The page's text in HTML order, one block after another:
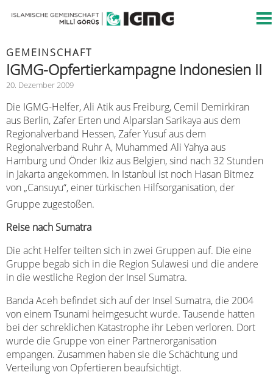
GEMEINSCHAFT
IGMG-Opfertierkampagne Indonesien II
20. Dezember 2009
Die IGMG-Helfer, Ali Atik aus Freiburg, Cemil Demirkiran
aus Berlin, Zafer Erten und Alparslan Sarikaya aus dem
Regionalverband Hessen, Zafer Yusuf aus dem
Regionalverband Ruhr A, Muhammed Ali Yahya aus
Hamburg und Önder Ikiz aus Belgien, sind nach 32 Stunden
in Jakarta angekommen. In Istanbul ist noch Hasan Bitmez
von „Cansuyu“, einer türkischen Hilfsorganisation, der
Gruppe zugestoßen.
Reise nach Sumatra
Die acht Helfer teilten sich in zwei Gruppen auf. Die eine
Gruppe begab sich in die Region Sulawesi und die andere
in die westliche Region der Insel Sumatra.
Banda Aceh befindet sich auf der Insel Sumatra, die 2004
von einem Tsunami heimgesucht wurde. Tausende hatten
bei der schreklichen Katastrophe ihr Leben verloren. Dort
wurde die Gruppe von einer Partnerorganisation
empangen. Zusammen haben sie die Schächtung und
Verteilung von Opfertieren beaufsichtigt.